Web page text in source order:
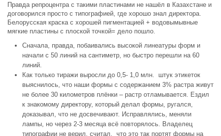
Правда репроцентра с такими пластинами не нашёл в Казахстане и
договорился просто с типографией, где хорошо знал директора.
Белорусская краска с хорошей пигментацией + водовымывные
мягкие пластины с плоской точкой= дело пошло.
Сначала, правда, побаивались высокой линеатуры форм и
начали с 50 линий на сантиметр, но быстро перешли на 60
линий.
Как только тиражи выросли до 0,5- 1,0 млн. штук этикеток
выяснилось, что наши формы с содержанием 3% растра живут
не более 30 километров плёнки – растр отламывается. Ездил
к знакомому директору, который делал формы, ругался,
доказывал, что не досвечивают. Исправлялись, меняли
лампы, но через 2-3 месяца всё повторялось. Владелец
типографии не верил, считал, что это так портят формы на